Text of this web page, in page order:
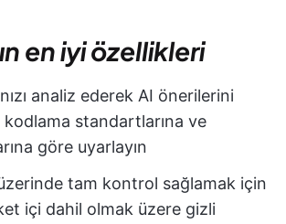
en iyi özellikleri
analiz ederek AI önerilerini
kodlama standartlarına ve
göre uyarlayın
tam kontrol sağlamak için
içi dahil olmak üzere gizli